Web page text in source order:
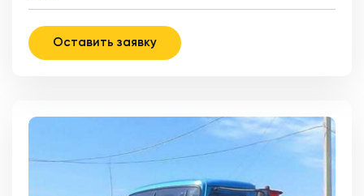
Оставить заявку